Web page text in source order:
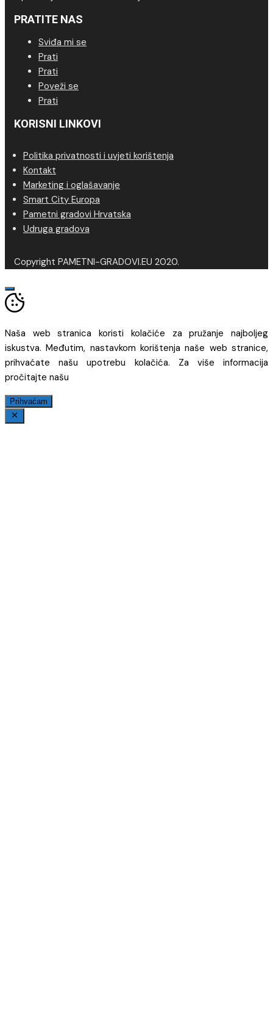
PRATITE NAS
Sviđa mi se
Prati
Prati
Poveži se
Prati
KORISNI LINKOVI
Politika privatnosti i uvjeti korištenja
Kontakt
Marketing i oglašavanje
Smart City Europa
Pametni gradovi Hrvatska
Udruga gradova
Copyright PAMETNI-GRADOVI.EU 2020.
Naša web stranica koristi kolačiće za pružanje najboljeg
iskustva. Međutim, nastavkom korištenja naše web stranice,
prihvaćate našu upotrebu kolačića. Za više informacija
pročitajte našu
Prihvaćam